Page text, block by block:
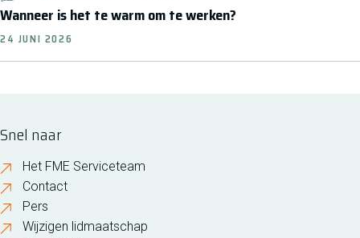
Wanneer is het te warm om te werken?
24 JUNI 2026
Snel naar
Het FME Serviceteam
Contact
Pers
Wijzigen lidmaatschap